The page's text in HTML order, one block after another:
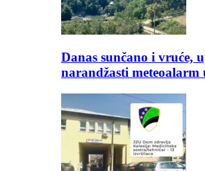
Danas sunčano i vruće,
narandžasti